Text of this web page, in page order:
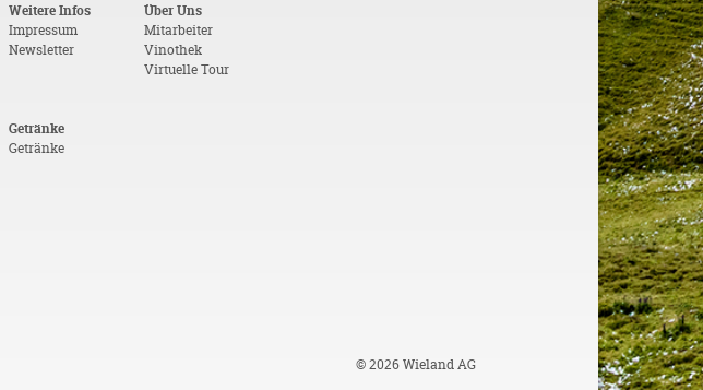
Weitere Infos
Impressum
Newsletter
Über Uns
Mitarbeiter
Vinothek
Virtuelle Tour
Getränke
Getränke
© 2026 Wieland AG